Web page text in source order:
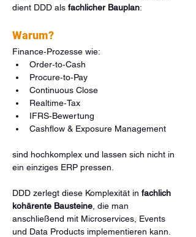
dient DDD als fachlicher Bauplan:
Warum?
Finance‑Prozesse wie:
Order‑to‑Cash
Procure‑to‑Pay
Continuous Close
Realtime‑Tax
IFRS‑Bewertung
Cashflow & Exposure Management
sind hochkomplex und lassen sich nicht in
ein einziges ERP pressen.
DDD zerlegt diese Komplexität in fachlich
kohärente Bausteine , die man
anschließend mit Microservices, Events
und Data Products implementieren kann.